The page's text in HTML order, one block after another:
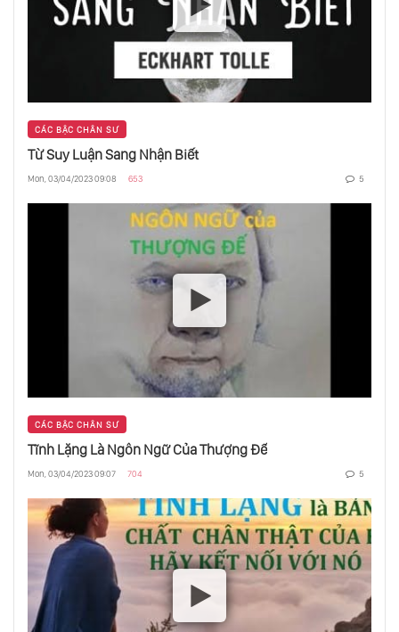
CÁC BẬC CHÂN SƯ
Từ Suy Luận Sang Nhận Biết
Mon, 03/04/2023 09:08 653 5
CÁC BẬC CHÂN SƯ
Tĩnh Lặng Là Ngôn Ngữ Của Thượng Đế
Mon, 03/04/2023 09:07 704 5